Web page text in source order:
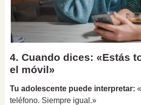
4. Cuando dices: «Estás
el móvil»
Tu adolescente puede interpretar:
teléfono. Siempre igual.»